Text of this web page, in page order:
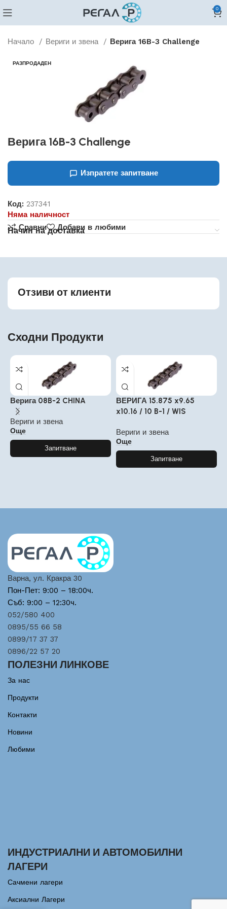
0
Начало Вериги и звена Верига 16B-3 Challenge
РАЗПРОДАДЕН
Верига 16B-3 Challenge
Изпратете запитване
Код:237341
Няма наличност
Сравни
Добави в любими
Начин на доставка
Отзиви от клиенти
Сходни Продукти
Верига 08B-2 CHINA
Вериги и звена
Още
Запитване
ВЕРИГА 15.875 x9.65
x10.16 / 10 B-1 / WIS
Вериги и звена
Още
Запитване
Варна, ул. Кракра 30
Пон-Пет: 9:00 – 18:00ч.
Съб: 9:00 – 12:30ч.
052/580 400
0895/55 66 58
0899/17 37 37
0896/22 57 20
ПОЛЕЗНИ ЛИНКОВЕ
За нас
Продукти
Контакти
Новини
Любими
ИНДУСТРИАЛНИ И АВТОМОБИЛНИ
ЛАГЕРИ
Сачмени лагери
Аксиални Лагери